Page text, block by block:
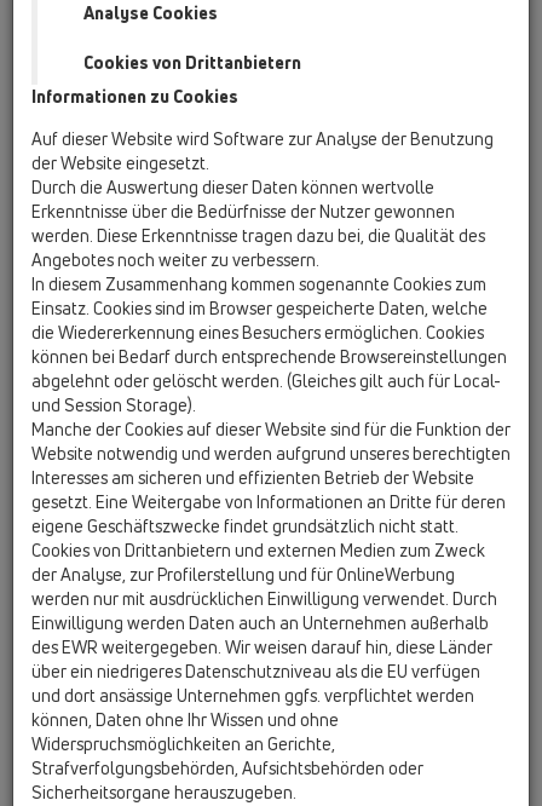
Analyse Cookies
Cookies von Drittanbietern
Informationen zu Cookies
Auf dieser Website wird Software zur Analyse der Benutzung
der Website eingesetzt.
Durch die Auswertung dieser Daten können wertvolle
Erkenntnisse über die Bedürfnisse der Nutzer gewonnen
werden. Diese Erkenntnisse tragen dazu bei, die Qualität des
Angebotes noch weiter zu verbessern.
In diesem Zusammenhang kommen sogenannte Cookies zum
Einsatz. Cookies sind im Browser gespeicherte Daten, welche
die Wiedererkennung eines Besuchers ermöglichen. Cookies
können bei Bedarf durch entsprechende Browsereinstellungen
abgelehnt oder gelöscht werden. (Gleiches gilt auch für Local-
und Session Storage).
Manche der Cookies auf dieser Website sind für die Funktion der
Website notwendig und werden aufgrund unseres berechtigten
Interesses am sicheren und effizienten Betrieb der Website
gesetzt. Eine Weitergabe von Informationen an Dritte für deren
eigene Geschäftszwecke findet grundsätzlich nicht statt.
Cookies von Drittanbietern und externen Medien zum Zweck
der Analyse, zur Profilerstellung und für OnlineWerbung
werden nur mit ausdrücklichen Einwilligung verwendet. Durch
Einwilligung werden Daten auch an Unternehmen außerhalb
des EWR weitergegeben. Wir weisen darauf hin, diese Länder
über ein niedrigeres Datenschutzniveau als die EU verfügen
und dort ansässige Unternehmen ggfs. verpflichtet werden
können, Daten ohne Ihr Wissen und ohne
Widerspruchsmöglichkeiten an Gerichte,
Strafverfolgungsbehörden, Aufsichtsbehörden oder
Sicherheitsorgane herauszugeben.